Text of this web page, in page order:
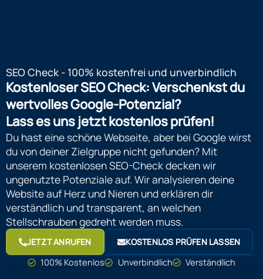
SEO Check - 100% kostenfrei und unverbindlich
Kostenloser SEO Check: Verschenkst du
wertvolles Google-Potenzial?
Lass es uns jetzt kostenlos prüfen!
Du hast eine schöne Webseite, aber bei Google wirst
du von deiner Zielgruppe nicht gefunden? Mit
unserem kostenlosen SEO-Check decken wir
ungenutzte Potenziale auf. Wir analysieren deine
Website auf Herz und Nieren und erklären dir
verständlich und transparent, an welchen
Stellschrauben gedreht werden muss.
JETZT ANRUFEN KOSTENLOS PRÜFEN LASSEN
100% Kostenlos Unverbindlich Verständlich